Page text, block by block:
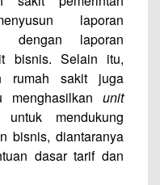
laporan
dengan laporan
bisnis. Selain itu,
rumah sakit juga
menghasilkan unit
mendukung
bisnis, diantaranya
dasar tarif dan